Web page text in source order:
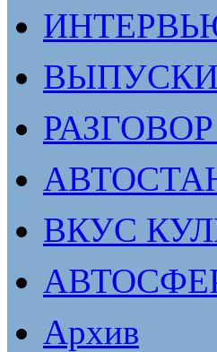
ВКУС
Архив